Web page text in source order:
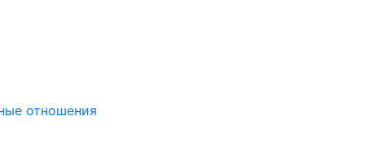
отношения